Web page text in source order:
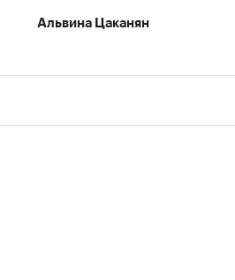
Альвина Цаканян